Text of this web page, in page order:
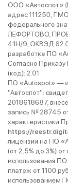
ООО «Автоспот»
адрес 111250,
федерального
ЛЕФОРТОВО,
41Н/9, ОКВЭД
разработке ПО
Согласно
(код): 2.01.
ПО «Autospot» —
"Автоспот":
2018618687,
запись № 28745
характеристики
https://
лицензии на ПО
(от 2,5% до 3%)
использования
платеж от 1100
использованием